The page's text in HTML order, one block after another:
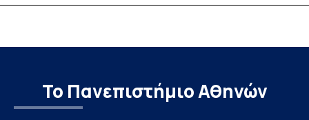
βιολογικές επιδράσεις»
Νοσηλευτικής
Το Πανεπιστήμιο Αθηνών